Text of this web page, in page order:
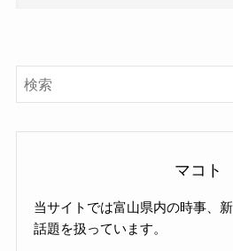
マコト
当サイトでは富山県内の時事、
話題を扱っています。